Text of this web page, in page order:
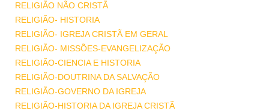
RELIGIÃO NÃO CRISTÃ
RELIGIÃO- HISTORIA
RELIGIÃO- IGREJA CRISTÃ EM GERAL
RELIGIÃO- MISSÕES-EVANGELIZAÇÃO
RELIGIÃO-CIENCIA E HISTORIA
RELIGIÃO-DOUTRINA DA SALVAÇÃO
RELIGIÃO-GOVERNO DA IGREJA
RELIGIÃO-HISTORIA DA IGREJA CRISTÃ